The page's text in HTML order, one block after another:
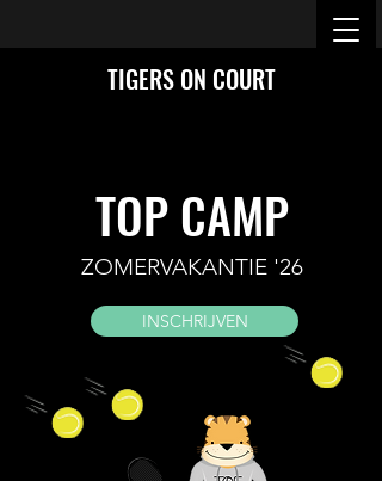
TIGERS ON COURT
TOP CAMP
ZOMERVAKANTIE '26
INSCHRIJVEN